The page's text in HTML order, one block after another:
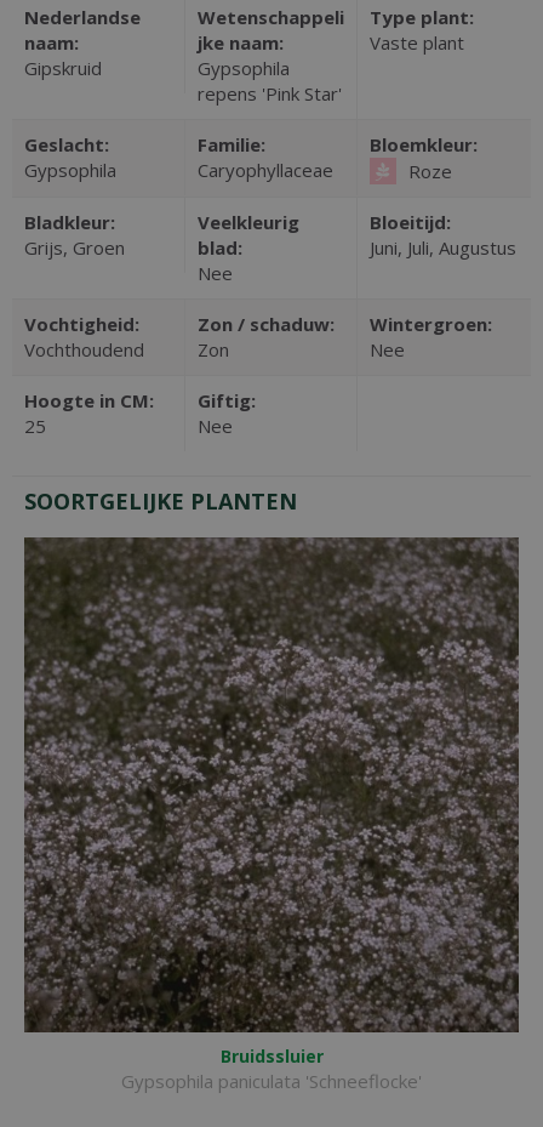
Nederlandse
naam:
Gipskruid
Wetenschappeli
jke naam:
Gypsophila
repens 'Pink Star'
Type plant:
Vaste plant
Geslacht:
Gypsophila
Familie:
Caryophyllaceae
Bloemkleur:
Roze
Bladkleur:
Grijs, Groen
Veelkleurig
blad:
Nee
Bloeitijd:
Juni, Juli, Augustus
Vochtigheid:
Vochthoudend
Zon / schaduw:
Zon
Wintergroen:
Nee
Hoogte in CM:
25
Giftig:
Nee
SOORTGELIJKE PLANTEN
Bruidssluier
Gypsophila paniculata 'Schneeflocke'